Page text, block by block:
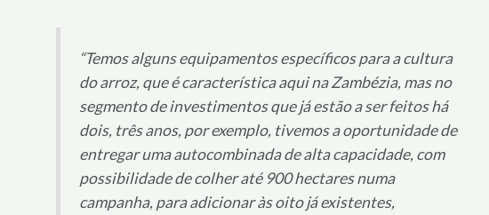
“Temos alguns equipamentos específicos para a cultura
do arroz, que é característica aqui na Zambézia, mas no
segmento de investimentos que já estão a ser feitos há
dois, três anos, por exemplo, tivemos a oportunidade de
entregar uma autocombinada de alta capacidade, com
possibilidade de colher até 900 hectares numa
campanha, para adicionar às oito já existentes,